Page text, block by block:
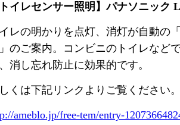
トイレセンサー照明】パナソニック
イレの明かりを点灯、消灯が自動の
のご案内。コンビニのトイレなど
消し忘れ防止に効果的です。
くは下記リンクよりご覧ください
ameblo.jp/free-tem/entry-